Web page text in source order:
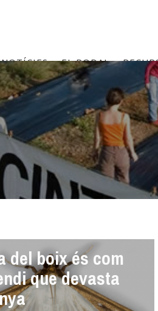
EL RODAL
del boix és com
que devasta